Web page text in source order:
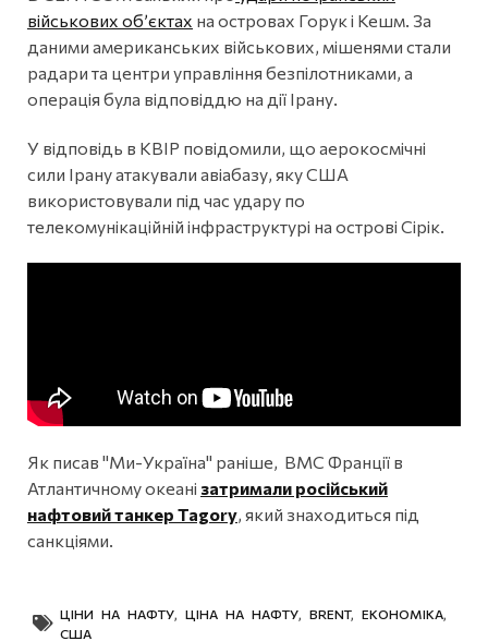
військових об’єктах на островах Горук і Кешм. За
даними американських військових, мішенями стали
радари та центри управління безпілотниками, а
операція була відповіддю на дії Ірану.
У відповідь в КВІР повідомили, що аерокосмічні
сили Ірану атакували авіабазу, яку США
використовували під час удару по
телекомунікаційній інфраструктурі на острові Сірік.
Як писав "Ми-Україна" раніше, ВМС Франції в
Атлантичному океані затримали російський
нафтовий танкер Tagorу, який знаходиться під
санкціями.
ЦІНИ НА НАФТУ ЦІНА НА НАФТУ BRENT, ЕКОНОМІКА
США